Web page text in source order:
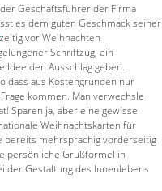
Geschäftsführer der Firma
es dem guten Geschmack seiner
zeitig vor Weihnachten
Schriftzug, ein
den Ausschlag geben.
dass aus Kostengründen nur
kommen. Man verwechsle
Sparen ja, aber eine gewisse
Weihnachtskarten für
bereits mehrsprachig vorderseitig
persönliche Grußformel in
der Gestaltung des Innenlebens